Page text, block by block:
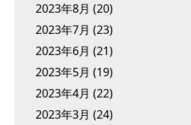
2023年8月 (20)
2023年7月 (23)
2023年6月 (21)
2023年5月 (19)
2023年4月 (22)
2023年3月 (24)